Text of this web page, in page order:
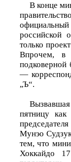
В конце
российской
только
Впрочем, в
подковерной
—
„Ъ“.
пятницу
Мунэо
тем, что
Хоккайдо